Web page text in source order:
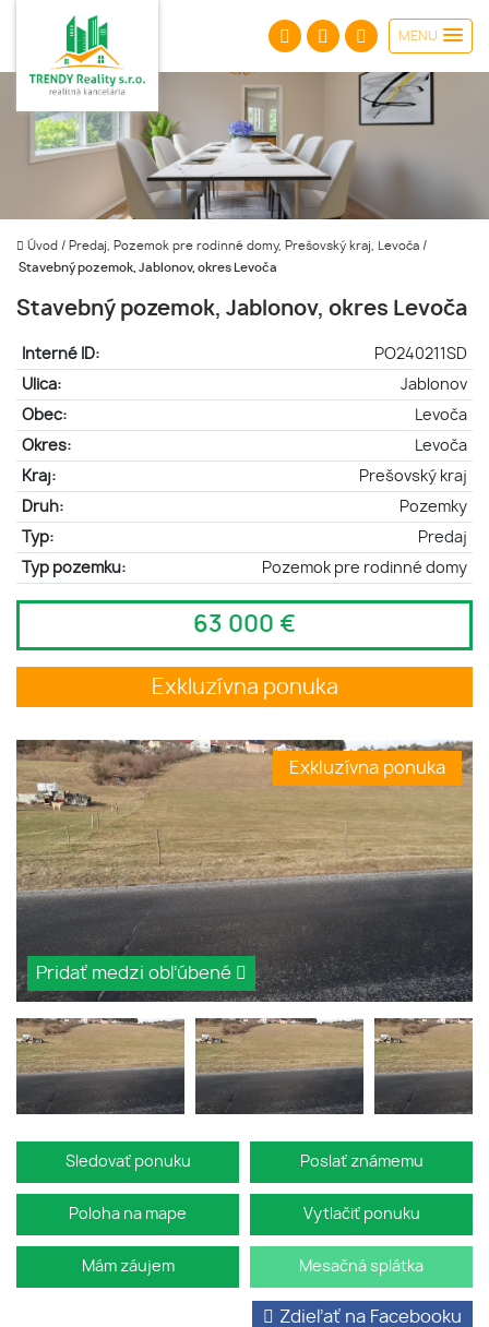
MENU
Úvod / Predaj, Pozemok pre rodinné domy, Prešovský kraj, Levoča /
Stavebný pozemok, Jablonov, okres Levoča
Stavebný pozemok, Jablonov, okres Levoča
Interné ID:
PO240211SD
Ulica:
Jablonov
Obec:
Levoča
Okres:
Levoča
Kraj:
Prešovský kraj
Druh:
Pozemky
Typ:
Predaj
Typ pozemku:
Pozemok pre rodinné domy
63 000 €
Exkluzívna ponuka
Exkluzívna ponuka
Pridať medzi obľúbené
Sledovať ponuku Poslať známemu
Poloha na mape Vytlačiť ponuku
Mám záujem Mesačná splátka
Zdieľať na Facebooku